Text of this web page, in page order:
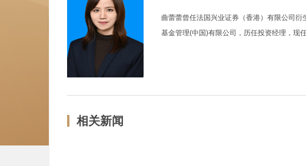
曲蕾蕾曾任法国兴业证券（香港）有限公司
基金管理(中国)有限公司，历任投资经理，现
相关新闻